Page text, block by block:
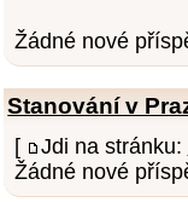
Žádné nové
Stanování v
[ Jdi na stránku:
Žádné nové